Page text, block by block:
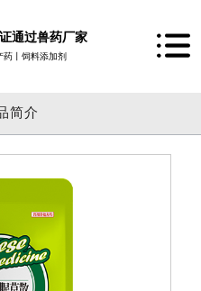
通过兽药厂家
药丨饲料添加剂
简介